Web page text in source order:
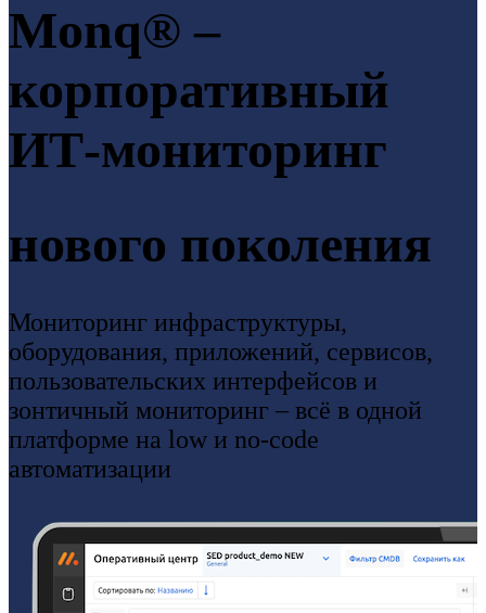
Monq® –
корпоративный
ИТ-мониторинг
нового поколения
Мониторинг инфраструктуры,
оборудования, приложений, сервисов,
пользовательских интерфейсов и
зонтичный мониторинг – всё в одной
платформе на low и no-code
автоматизации